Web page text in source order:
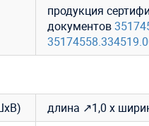
продукция
документов
длина ↗1,0 х